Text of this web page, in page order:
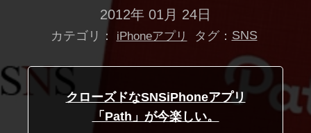
2012年 01月 24日
カテゴリ： iPhoneアプリ タグ： SNS
クローズドなSNSiPhoneアプリ
「Path」が今楽しい。